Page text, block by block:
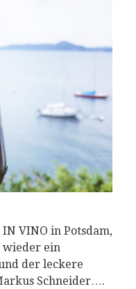
VINO in Potsdam,
wieder ein
der leckere
Schneider….